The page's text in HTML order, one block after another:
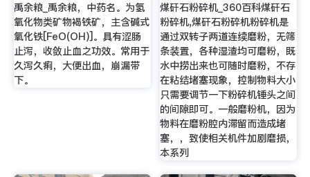
禹余粮_禹余粮，中药名。为氢
氧化物类矿物褐铁矿，主含碱式
氧化铁[FeO(OH)]。具有涩肠
止泻，收敛止血之功效。常用于
久泻久痢，大便出血，崩漏带
下。
煤矸石粉碎机_360百科煤矸石
粉碎机,煤矸石粉碎机粉碎机是
通过双转子两道连续磨粉，无筛
条装置，各种湿渣均可磨粉，既
水中捞出来也可随时磨粉，不存
在粘结堵塞现象，控制物料大小
只需要调节一下粉碎机锤头之间
的间隙即可。一般磨粉机，因为
物料在磨粉腔内滞留而造成堵
塞，，致使相关机件加剧磨损，
本系列